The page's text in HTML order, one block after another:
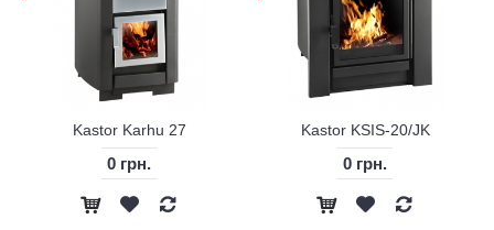
Kastor Karhu 27
0 грн.
Kastor KSIS-20/JK
0 грн.